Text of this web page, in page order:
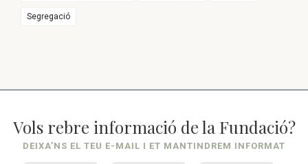
Segregació
Vols rebre informació de la Fundació?
DEIXA’NS EL TEU E-MAIL I ET MANTINDREM INFORMAT